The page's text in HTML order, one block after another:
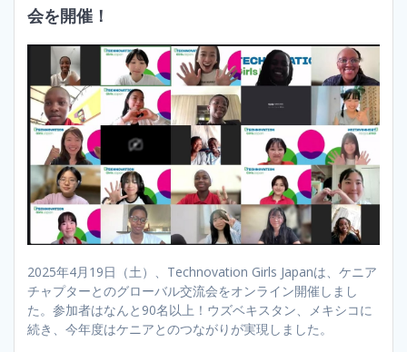
会を開催！
2025年4月19日（土）、Technovation Girls Japanは、ケニア
チャプターとのグローバル交流会をオンライン開催しまし
た。参加者はなんと90名以上！ウズベキスタン、メキシコに
続き、今年度はケニアとのつながりが実現しました。